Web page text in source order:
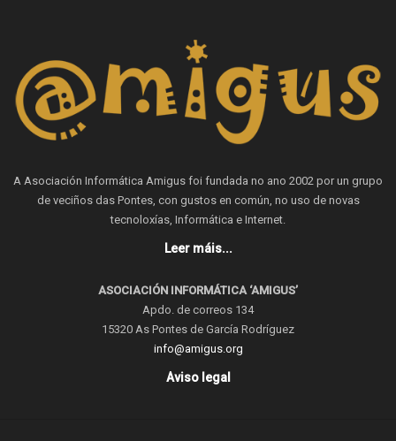
A Asociación Informática Amigus foi fundada no ano 2002 por un grupo
de veciños das Pontes, con gustos en común, no uso de novas
tecnoloxías, Informática e Internet.
Leer máis...
ASOCIACIÓN INFORMÁTICA ‘AMIGUS’
Apdo. de correos 134
15320 As Pontes de García Rodríguez
info@amigus.org
Aviso legal